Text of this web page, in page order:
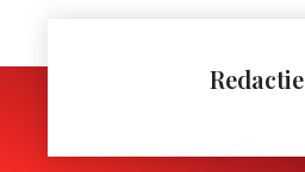
Redactie